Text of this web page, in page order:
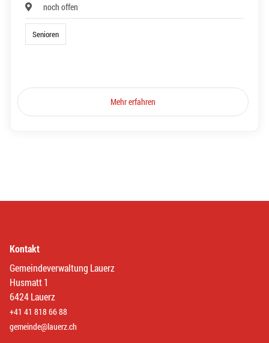
noch offen
Senioren
Mehr erfahren
Kontakt
Gemeindeverwaltung Lauerz
Husmatt 1
6424 Lauerz
+41 41 818 66 88
gemeinde@lauerz.ch